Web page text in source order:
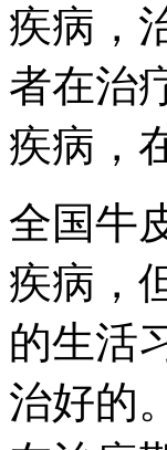
疾病，
者在治
疾病，
全国牛
疾病，
的生活
治好的